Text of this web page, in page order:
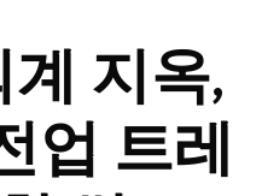
지옥,
업 트레